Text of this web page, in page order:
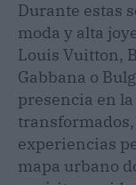
Durante estas
moda y alta
Louis Vuitton,
Gabbana o
presencia en
experiencias
mapa urbano